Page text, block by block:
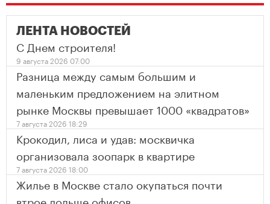
ЛЕНТА НОВОСТЕЙ
С Днем строителя!
9 августа 2026 07:00
Разница между самым большим и
маленьким предложением на элитном
рынке Москвы превышает 1000 «квадратов»
7 августа 2026 18:29
Крокодил, лиса и удав: москвичка
организовала зоопарк в квартире
7 августа 2026 18:00
Жилье в Москве стало окупаться почти
втрое дольше офисов